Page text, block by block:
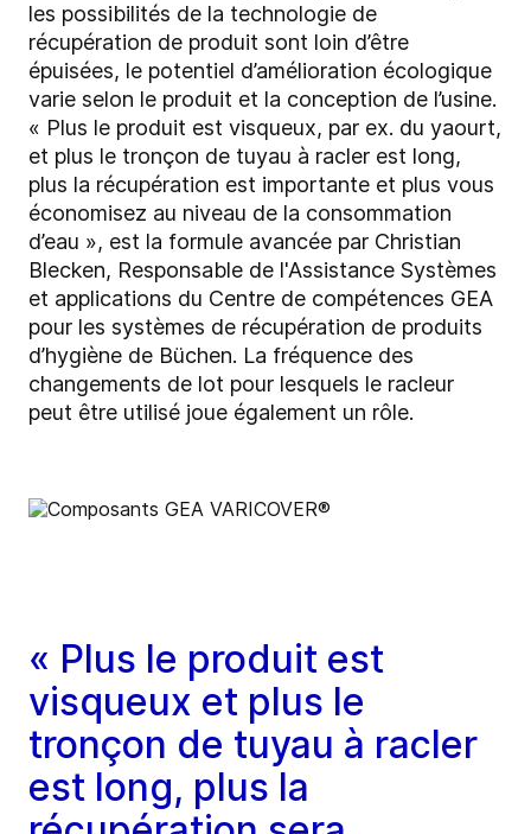
les possibilités de la technologie de
récupération de produit sont loin d’être
épuisées, le potentiel d’amélioration écologique
varie selon le produit et la conception de l’usine.
« Plus le produit est visqueux, par ex. du yaourt,
et plus le tronçon de tuyau à racler est long,
plus la récupération est importante et plus vous
économisez au niveau de la consommation
d’eau », est la formule avancée par Christian
Blecken, Responsable de l'Assistance Systèmes
et applications du Centre de compétences GEA
pour les systèmes de récupération de produits
d’hygiène de Büchen. La fréquence des
changements de lot pour lesquels le racleur
peut être utilisé joue également un rôle.
« Plus le produit est
visqueux et plus le
tronçon de tuyau à racler
est long, plus la